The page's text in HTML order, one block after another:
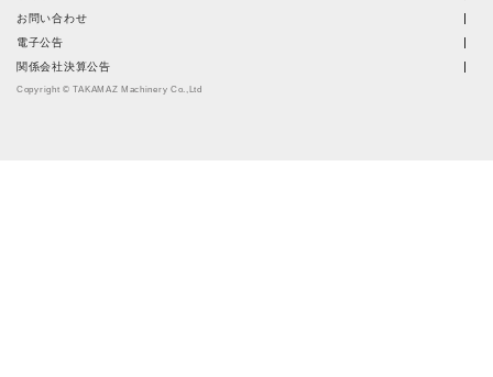
お問い合わせ
電子公告
関係会社決算公告
Copyright © TAKAMAZ Machinery Co.,Ltd